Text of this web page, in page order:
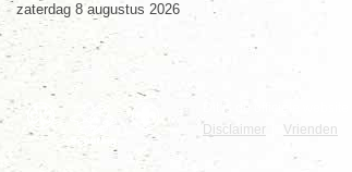
zaterdag 8 augustus 2026
Disclaimer
Vrienden